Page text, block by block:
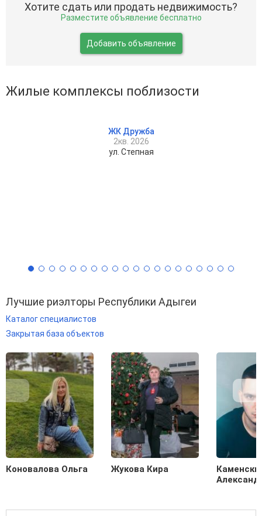
Хотите сдать или продать недвижимость?
Разместите объявление бесплатно
Добавить объявление
Жилые комплексы поблизости
ЖК Дружба
2кв. 2026
ул. Степная
Лучшие риэлторы Республики Адыгеи
Каталог специалистов
Закрытая база объектов
Коновалова Ольга Жукова Кира